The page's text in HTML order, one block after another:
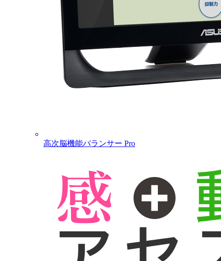
高次脳機能バランサー Pro